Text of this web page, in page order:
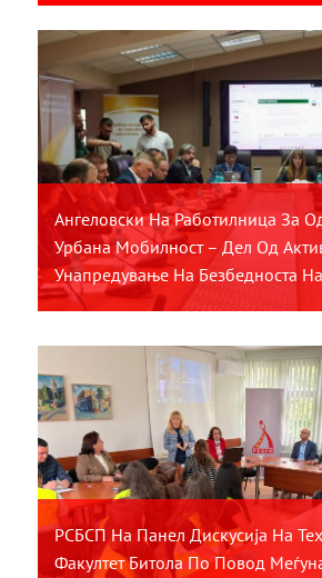
Ангеловски На Работилница За
Урбана Мобилност – Дел Од
Унапредување На Безбедноста
РСБСП На Панел Дискусија На
Факултет Битола По Повод